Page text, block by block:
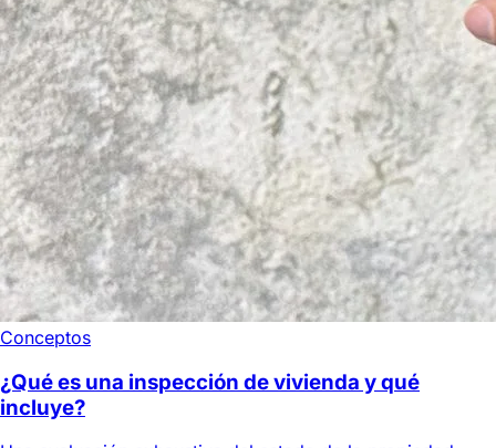
Conceptos
¿Qué es una inspección de vivienda y qué
incluye?